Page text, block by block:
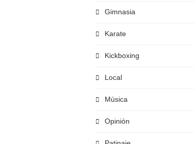
Gimnasia
Karate
Kickboxing
Local
Música
Opinión